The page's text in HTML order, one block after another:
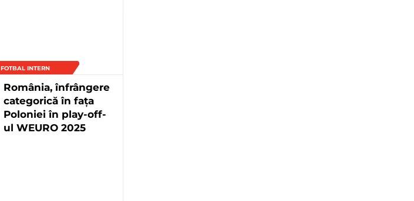
FOTBAL INTERN
România, înfrângere
categorică în fața
Poloniei în play-off-
ul WEURO 2025